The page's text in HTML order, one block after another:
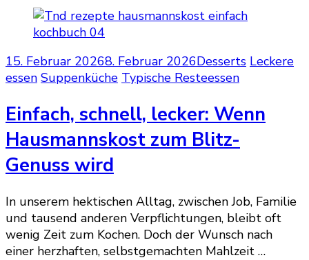
15. Februar 20268. Februar 2026Desserts Leckere
essen Suppenküche Typische Resteessen
Einfach, schnell, lecker: Wenn
Hausmannskost zum Blitz-
Genuss wird
In unserem hektischen Alltag, zwischen Job, Familie
und tausend anderen Verpflichtungen, bleibt oft
wenig Zeit zum Kochen. Doch der Wunsch nach
einer herzhaften, selbstgemachten Mahlzeit …